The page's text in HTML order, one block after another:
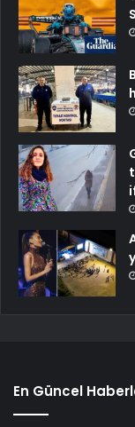
En Güncel